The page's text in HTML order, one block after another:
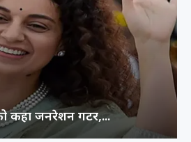
कहा जनरेशन गटर,...